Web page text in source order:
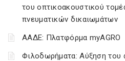
του οπτικοακουστικού
πνευματικών δικαιωμάτων
ΑΑΔΕ: Πλατφόρμα myAGRO
Φιλοδωρήματα: Αύξηση του